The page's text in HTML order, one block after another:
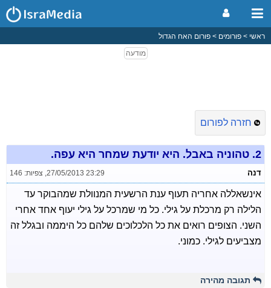
ראשי פורומים פורום האח הגדול
חזרה לפורום
2. טהוניה באבל. היא יודעת שמחר היא עפה.
דנה 27/05/2013 23:29
, צפיות: 146
אינשאללה אחריה תעוף ענת הרשעית המנוולת שמהבוקר עד
הלילה רק מרכלת על גילי. כל מי שמרכל על גילי יעוף אחד אחרי
השני. הצופים רואים את כל הלכלוכים שלהם כל היממה ובגלל זה
מצביעים לגילי. כמוני.
תגובה מהירה